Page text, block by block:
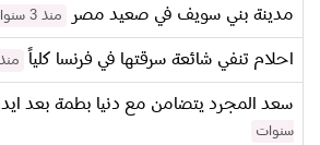
مدينة بني سويف في صعيد مصر
منذ 3 سنوات
احلام تنفي شائعة سرقتها في فرنسا كلياً منذ 3 سنوات
سعد المجرد يتضامن مع دنيا بطمة بعد
سنوات